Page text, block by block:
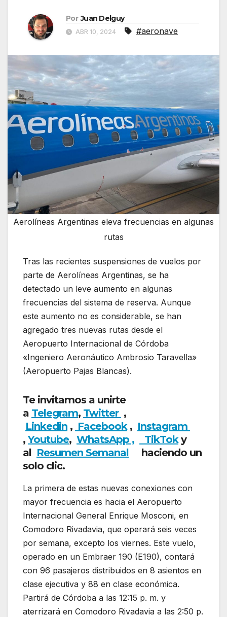
Por Juan Delguy
ABR 10, 2024 #aeronave
Aerolíneas Argentinas eleva frecuencias en algunas
rutas
Tras las recientes suspensiones de vuelos por
parte de Aerolíneas Argentinas, se ha
detectado un leve aumento en algunas
frecuencias del sistema de reserva. Aunque
este aumento no es considerable, se han
agregado tres nuevas rutas desde el
Aeropuerto Internacional de Córdoba
«Ingeniero Aeronáutico Ambrosio Taravella»
(Aeropuerto Pajas Blancas).
Te invitamos a unirte
a Telegram, Twitter ,
Linkedin , Facebook, Instagram
,Youtube, WhatsApp , TikToky
al Resumen Semanal haciendo un
solo clic.
La primera de estas nuevas conexiones con
mayor frecuencia es hacia el Aeropuerto
Internacional General Enrique Mosconi, en
Comodoro Rivadavia, que operará seis veces
por semana, excepto los viernes. Este vuelo,
operado en un Embraer 190 (E190), contará
con 96 pasajeros distribuidos en 8 asientos en
clase ejecutiva y 88 en clase económica.
Partirá de Córdoba a las 12:15 p. m. y
aterrizará en Comodoro Rivadavia a las 2:50 p.